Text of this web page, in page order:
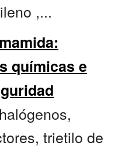
,...
químicas e
trietilo de